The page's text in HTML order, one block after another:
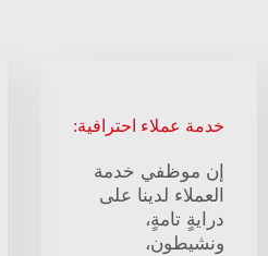
خدمة عملاء احترافية:
إن موظفي خدمة
العملاء لدينا على
درايةٍ تامةٍ،
ونشيطون،